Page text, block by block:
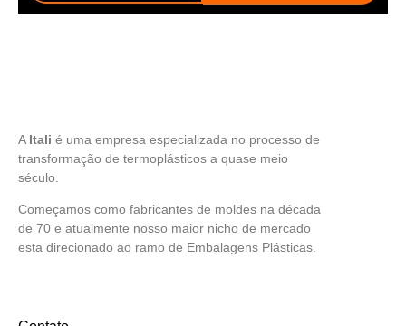
A Itali é uma empresa especializada no processo de
transformação de termoplásticos a quase meio
século.
Começamos como fabricantes de moldes na década
de 70 e atualmente nosso maior nicho de mercado
esta direcionado ao ramo de Embalagens Plásticas.